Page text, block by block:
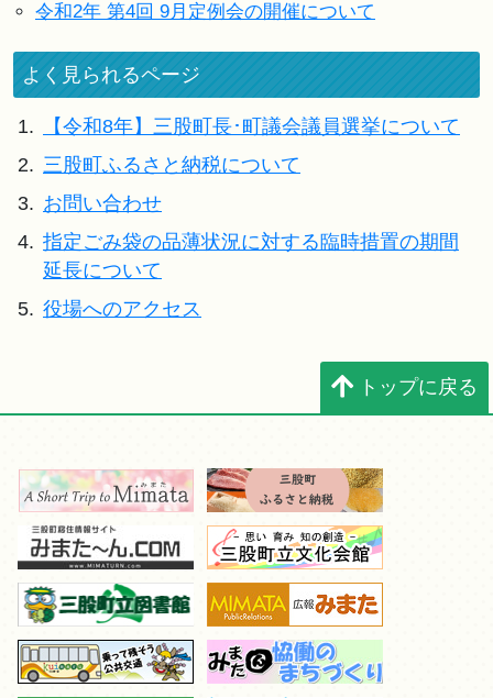
令和2年 第4回 9月定例会の開催について
よく見られるページ
1.
【令和8年】三股町長･町議会議員選挙について
2. 三股町ふるさと納税について
3. お問い合わせ
4. 指定ごみ袋の品薄状況に対する臨時措置の期間
延長について
5. 役場へのアクセス
トップに戻る